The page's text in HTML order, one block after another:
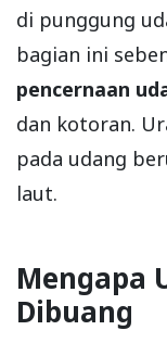
di punggung
bagian ini
pencernaan
dan kotoran.
pada udang
laut.
Mengapa
Dibuang